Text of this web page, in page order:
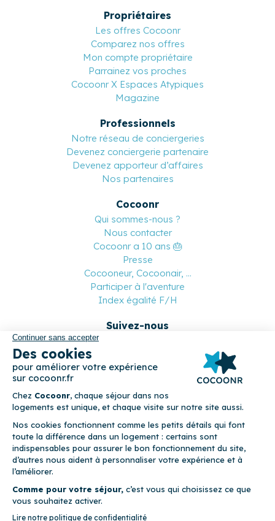
Propriétaires
Les offres Cocoonr
Comparez nos offres
Mon compte propriétaire
Parrainez vos proches
Cocoonr X Espaces Atypiques
Magazine
Professionnels
Notre réseau de conciergeries
Devenez conciergerie partenaire
Devenez apporteur d’affaires
Nos partenaires
Cocoonr
Qui sommes-nous ?
Nous contacter
Cocoonr a 10 ans 🎂
Presse
Cocooneur, Cocoonair, ...
Participer à l'aventure
Index égalité F/H
Suivez-nous
location–CGU – Politique de confidentialité–Politique de
Cocoonr est conçu et développé à Rennes 🇫🇷